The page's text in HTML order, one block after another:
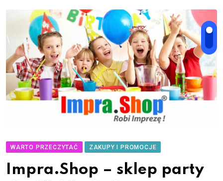
WARTO PRZECZYTAĆ ZAKUPY I PROMOCJE
Impra.Shop – sklep party